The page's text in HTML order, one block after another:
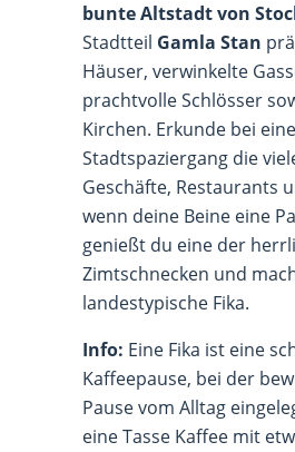
bunte Altstadt von
Stadtteil Gamla Stan
Häuser, verwinkelte
prachtvolle Schlösser
Kirchen. Erkunde bei
Stadtspaziergang die
Geschäfte, Restaurants
wenn deine Beine eine
genießt du eine der
Zimtschnecken und
landestypische Fika.
Info: Eine Fika ist eine
Kaffeepause, bei der
Pause vom Alltag
eine Tasse Kaffee mit